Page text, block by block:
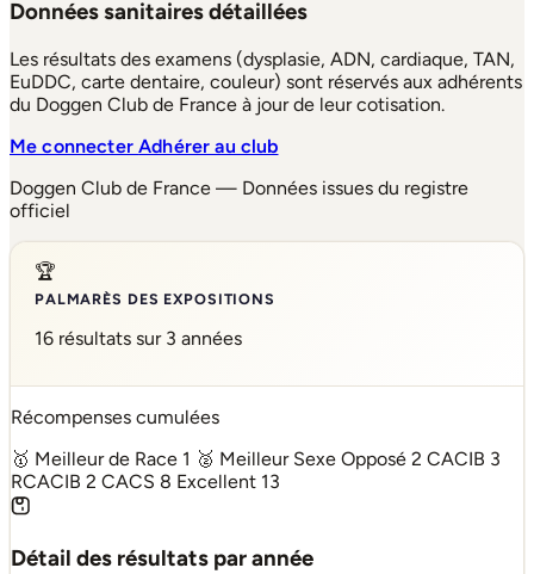
Données sanitaires détaillées
Les résultats des examens (dysplasie, ADN, cardiaque, TAN,
EuDDC, carte dentaire, couleur) sont réservés aux adhérents
du Doggen Club de France à jour de leur cotisation.
Me connecterAdhérer au club
Doggen Club de France — Données issues du registre
officiel
🏆
PALMARÈS DES EXPOSITIONS
16 résultats sur 3 années
Récompenses cumulées
🥇 Meilleur de Race 1 🥈 Meilleur Sexe Opposé 2 CACIB 3
RCACIB 2 CACS 8 Excellent 13
Détail des résultats par année